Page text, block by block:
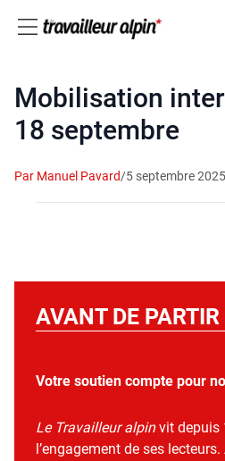
Mobilisation
18 septembre
Par Manuel Pavard/5 septembre 2025
AVANT DE PARTIR
Votre soutien compte pour
Le Travailleur alpinvit depuis
l’engagement de ses